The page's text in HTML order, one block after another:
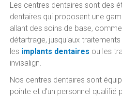
Les centres dentaires sont des
dentaires qui proposent une
allant des soins de base,
détartrage, jusqu'aux
les implants dentaires ou les
invisalign.
Nos centres dentaires sont
pointe et d’un personnel qualifié